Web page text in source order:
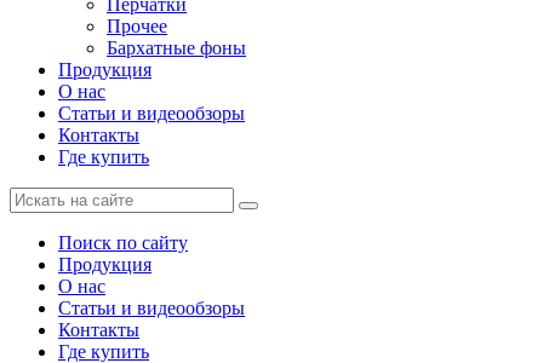
Перчатки
Прочее
Бархатные фоны
Продукция
О нас
Статьи и видеообзоры
Контакты
Где купить
Поиск по сайту
Продукция
О нас
Статьи и видеообзоры
Контакты
Где купить